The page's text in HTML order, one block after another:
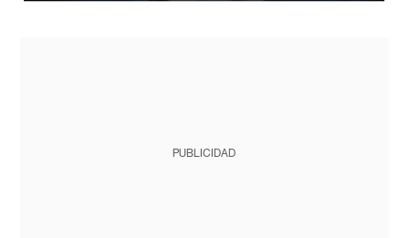
PUBLICIDAD